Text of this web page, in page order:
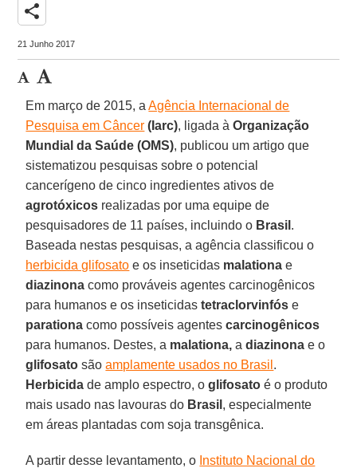
share
21 Junho 2017
Em março de 2015, aAgência Internacional de
Pesquisa em Câncer (Iarc), ligada à Organização
Mundial da Saúde (OMS), publicou um artigo que
sistematizou pesquisas sobre o potencial
cancerígeno de cinco ingredientes ativos de
agrotóxicos realizadas por uma equipe de
pesquisadores de 11 países, incluindo o Brasil .
Baseada nestas pesquisas, a agência classificou o
herbicida glifosato e os inseticidas malationa e
diazinona como prováveis agentes carcinogênicos
para humanos e os inseticidastetraclorvinfós e
parationa como possíveis agentescarcinogênicos
para humanos. Destes, a malationa, adiazinona e o
glifosato sãoamplamente usados no Brasil .
Herbicida de amplo espectro, oglifosato é o produto
mais usado nas lavouras do Brasil , especialmente
em áreas plantadas com soja transgênica.
A partir desse levantamento, o Instituto Nacional do